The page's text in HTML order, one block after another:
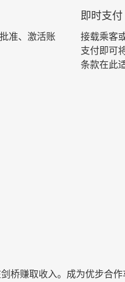
准、激活账
即时支付
接载乘客
支付即可
条款在此
桥赚取收入。成为优步合